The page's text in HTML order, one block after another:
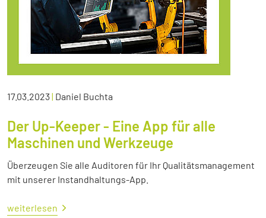
17.03.2023| Daniel Buchta
Der Up-Keeper - Eine App für alle
Maschinen und Werkzeuge
Überzeugen Sie alle Auditoren für Ihr Qualitätsmanagement
mit unserer Instandhaltungs-App.
weiterlesen